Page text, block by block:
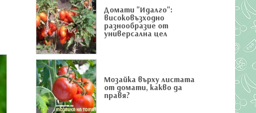
Домати "Идалго":
високовъзходно
разнообразие от
универсална цел
Мозайка върху листата
от домати, какво да
правя?